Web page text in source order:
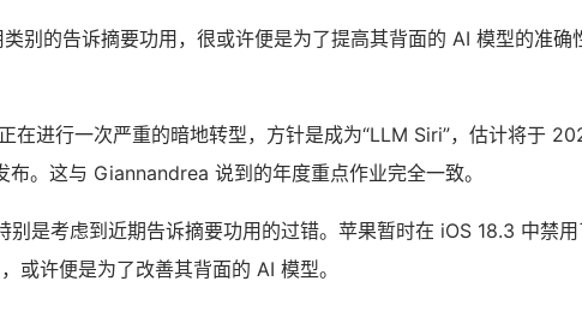
别的告诉摘要功用，很或许便是为了提高其背面的 AI 模型的准确
在进行一次严重的暗地转型，方针是成为“LLM Siri”，估计将于
。这与 Giannandrea 说到的年度重点作业完全一致。
别是考虑到近期告诉摘要功用的过错。苹果暂时在 iOS 18.3 中禁
或许便是为了改善其背面的 AI 模型。